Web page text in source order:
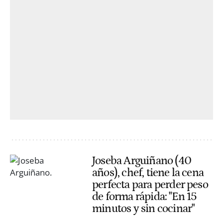
Joseba Arguiñano (40
años), chef, tiene la cena
perfecta para perder peso
de forma rápida: "En 15
minutos y sin cocinar"